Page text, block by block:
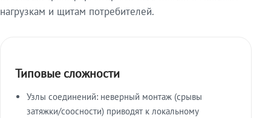
нагрузкам и щитам потребителей.
Типовые сложности
Узлы соединений: неверный монтаж (срывы
затяжки/соосности) приводят к локальному